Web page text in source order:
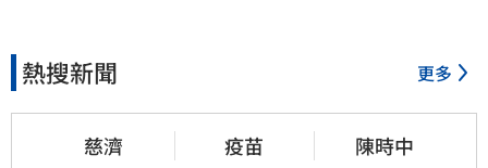
熱搜新聞 更多
慈濟 疫苗 陳時中